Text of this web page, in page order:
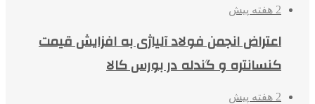
2 هفته پیش
اعتراض انجمن فولاد آلیاژی به افزایش قیمت
کنسانتره و گندله در بورس کالا
2 هفته پیش